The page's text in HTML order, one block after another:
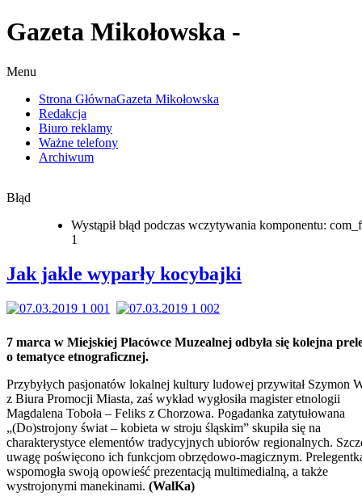
Gazeta Mikołowska -
Menu
Strona GłównaGazeta Mikołowska
Redakcja
Biuro reklamy
Ważne telefony
Archiwum
Błąd
Wystąpił błąd podczas wczytywania komponentu:
1
Jak jakle wyparły kocybajki
7 marca w Miejskiej Placówce Muzealnej odbyła się kolejna
o tematyce etnograficznej.
Przybyłych pasjonatów lokalnej kultury ludowej przywitał Szymon
z Biura Promocji Miasta, zaś wykład wygłosiła magister etnologii
Magdalena Toboła – Feliks z Chorzowa. Pogadanka zatytułowana
„(Do)strojony świat – kobieta w stroju śląskim” skupiła się na
charakterystyce elementów tradycyjnych ubiorów regionalnych.
uwagę poświęcono ich funkcjom obrzędowo-magicznym.
wspomogła swoją opowieść prezentacją multimedialną, a także
wystrojonymi manekinami. (WalKa)